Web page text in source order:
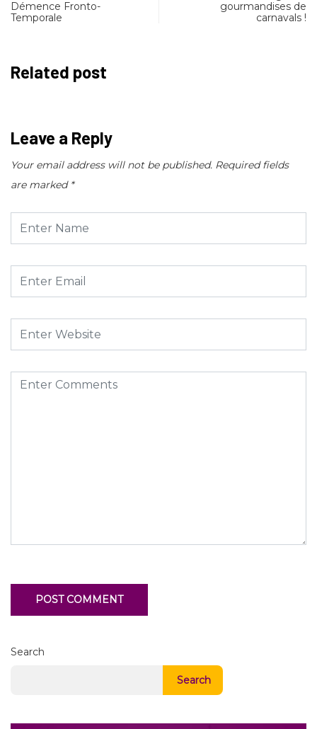
Démence Fronto-
Temporale
gourmandises de
carnavals !
Related post
Leave a Reply
Your email address will not be published. Required fields
are marked *
Search
Search